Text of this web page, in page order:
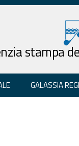
stampa
GALASSIA